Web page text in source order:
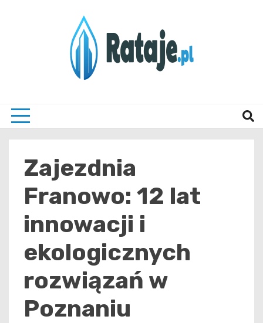
Zajezdnia
Franowo: 12 lat
innowacji i
ekologicznych
rozwiązań w
Poznaniu